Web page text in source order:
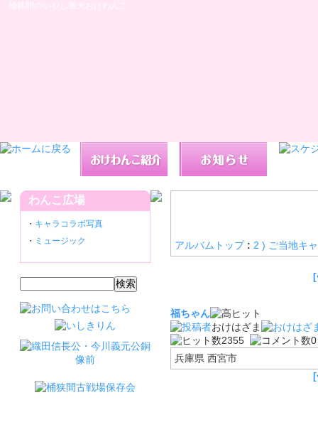
わんこ広場
・ キャラコラボ写真
・ ミュージック アルバムトップ : 2 ) ご当地キ
福ちゃん
おけはざま
2355
兵庫県 西宮市